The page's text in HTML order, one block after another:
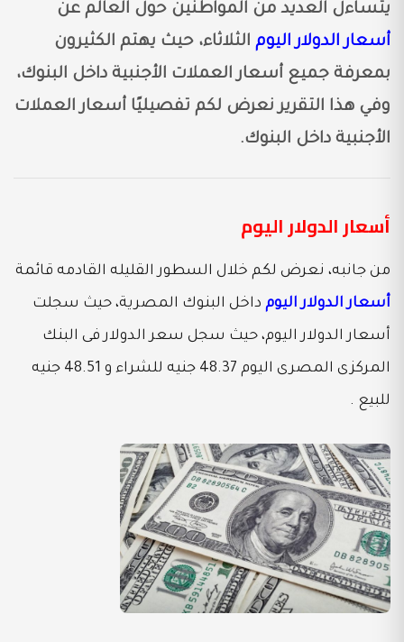
يتساءل العديد من المواطنين حول العالم عن
أسعار الدولار اليوم الثلاثاء، حيث يهتم الكثيرون
بمعرفة جميع أسعار العملات الأجنبية داخل البنوك،
وفي هذا التقرير نعرض لكم تفصيليًا أسعار العملات
الأجنبية داخل البنوك.
أسعار الدولار اليوم
من جانبه، نعرض لكم خلال السطور القليله القادمه قائمة
أسعار الدولار اليوم داخل البنوك المصرية، حيث سجلت
أسعار الدولار اليوم، حيث سجل سعر الدولار فى البنك
المركزى المصرى اليوم 48.37 جنيه للشراء و 48.51 جنيه
للبيع .